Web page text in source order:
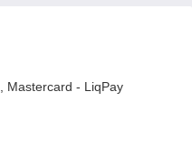
Mastercard - LiqPay